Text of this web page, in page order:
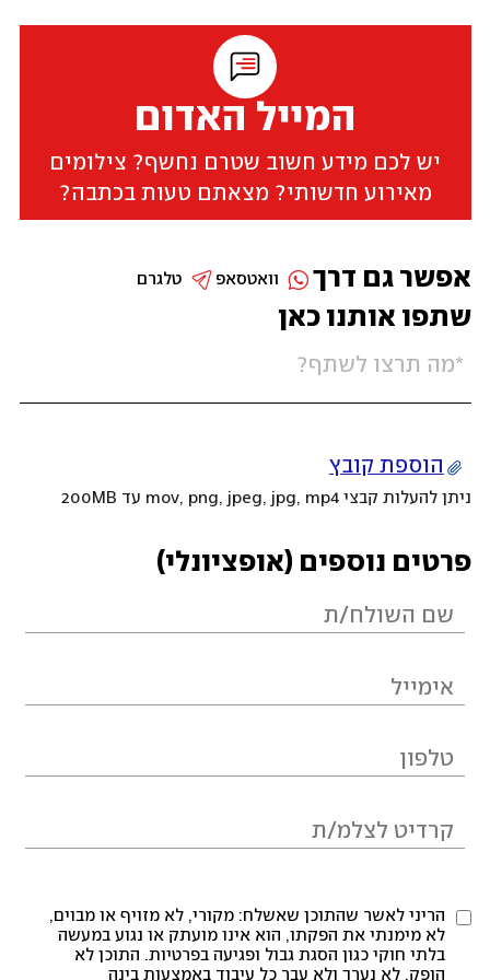
המייל האדום
יש לכם מידע חשוב שטרם נחשף? צילומים
מאירוע חדשותי? מצאתם טעות בכתבה?
שתפו אותנו כאן
הוספת קובץ
ניתן להעלות קבצי mov, png, jpeg, jpg, mp4 עד 200MB
פרטים נוספים (אופציונלי)
הריני לאשר שהתוכן שאשלח: מקורי, לא מזויף או מבוים,
לא מימנתי את הפקתו, הוא אינו מועתק או נגוע במעשה
בלתי חוקי כגון הסגת גבול ופגיעה בפרטיות. התוכן לא
הופק, לא נערך ולא עבר כל עיבוד באמצעות בינה
אפשר גם דרך טלגרם וואטסאפ